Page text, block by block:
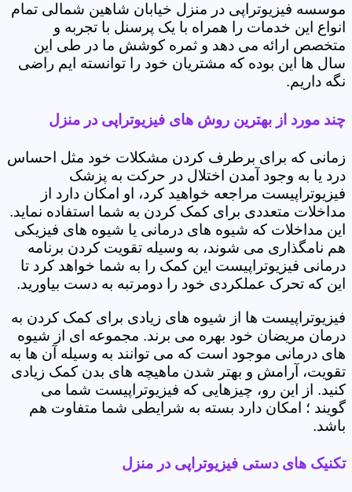
موسسه فیزیوتراپی در منزل خیابان شاهین شمالی تمام
انواع این خدمات را همراه با یک پرسنل با تجربه و
متخصص ارائه می دهد و ثمره کوشش ما در طی این
سال ها این بوده که مشتریان خود را توانسته ایم راضی
نگه داریم.
چند مورد از بهترین روش های فیزیوتراپی در منزل
زمانی که برای برطرف کردن مشکلات خود مثل احساس
درد یا به وجود آمدن اختلال در حرکت به پزشک
فیزیوتراپیست مراجعه خواهید کرد، او امکان دارد از
مداخلات متعددی برای کمک کردن به شما استفاده نماید.
این مداخلات که شیوه های درمانی یا شیوه های فیزیکی
هم نامگذاری می شوند، به وسیله تقویت کردن برنامه
درمانی فیزیوتراپیست این کمک را به شما خواهد کرد تا
این که تحرک عملکردی خود را دومرتبه به دست بیاورید.
فیزیوتراپیست ها از شیوه های زیادی برای کمک کردن به
درمان مریضان خود بهره می برند. مجموعه ای از شیوه
های درمانی موجود است که می توانند به وسیله آن ها به
تقویت، آرامش و بهتر شدن ماهیچه های بدن کمک زیادی
کنید. از این رو، چیزهایی که فیزیوتراپیست شما می
گویند ؛ امکان دارد بسته به شرایطی شما متفاوت هم
باشد.
تکنیک های دستی فیزیوتراپی در منزل